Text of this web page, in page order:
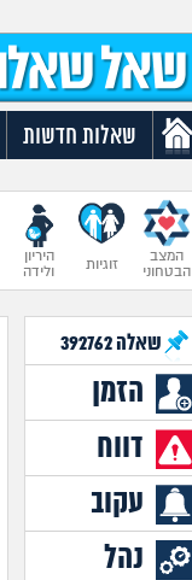
שאלות חדשות
המצב
הבטחוני
זוגיות
היריון
ולידה
שאלה392762
הזמן
דווח
עקוב
נהל